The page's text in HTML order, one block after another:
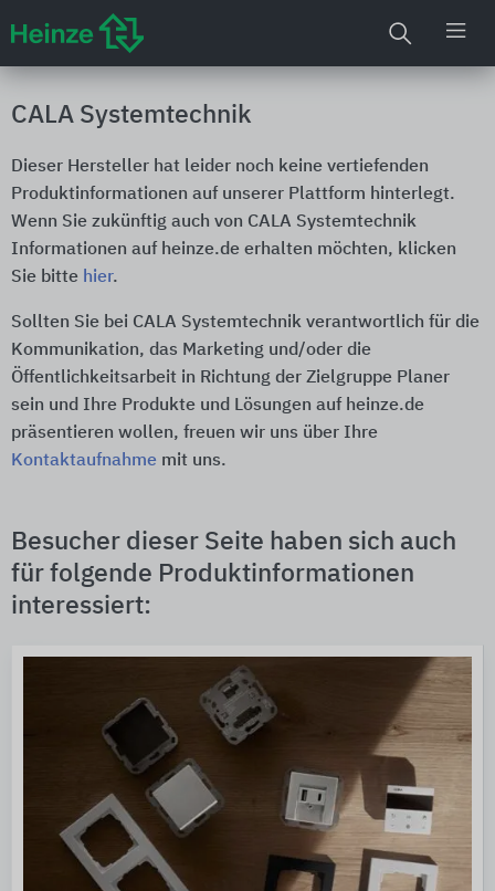
CALA Systemtechnik
Dieser Hersteller hat leider noch keine vertiefenden
Produktinformationen auf unserer Plattform hinterlegt.
Wenn Sie zukünftig auch von CALA Systemtechnik
Informationen auf heinze.de erhalten möchten, klicken
Sie bitte hier.
Sollten Sie bei CALA Systemtechnik verantwortlich für die
Kommunikation, das Marketing und/oder die
Öffentlichkeitsarbeit in Richtung der Zielgruppe Planer
sein und Ihre Produkte und Lösungen auf heinze.de
präsentieren wollen, freuen wir uns über Ihre
Kontaktaufnahme mit uns.
Besucher dieser Seite haben sich auch
für folgende Produktinformationen
interessiert: